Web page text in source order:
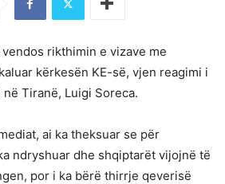
rikthimin e vizave me
kërkesën KE-së, vjen reagimi i
Tiranë, Luigi Soreca.
ai ka theksuar se për
ndryshuar dhe shqiptarët vijojnë të
por i ka bërë thirrje qeverisë